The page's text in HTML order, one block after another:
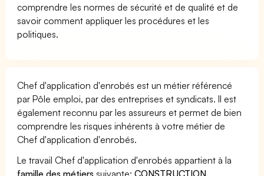
comprendre les normes de sécurité et de qualité et de
savoir comment appliquer les procédures et les
politiques.
Chef d'application d'enrobés est un métier référencé
par Pôle emploi, par des entreprises et syndicats. Il est
également reconnu par les assureurs et permet de bien
comprendre les risques inhérents à votre métier de
Chef d'application d'enrobés.
Le travail Chef d'application d'enrobés appartient à la
famille des métiers suivante:CONSTRUCTION,